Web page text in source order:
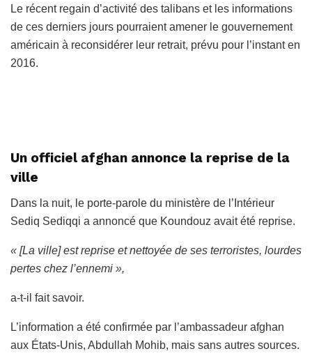
Le récent regain d’activité des talibans et les informations
de ces derniers jours pourraient amener le gouvernement
américain à reconsidérer leur retrait, prévu pour l’instant en
2016.
Un officiel afghan annonce la reprise de la
ville
Dans la nuit, le porte-parole du ministère de l’Intérieur
Sediq Sediqqi a annoncé que Koundouz avait été reprise.
« [La ville] est reprise et nettoyée de ses terroristes, lourdes
pertes chez l’ennemi »,
a-t-il fait savoir.
L’information a été confirmée par l’ambassadeur afghan
aux États-Unis, Abdullah Mohib, mais sans autres sources.